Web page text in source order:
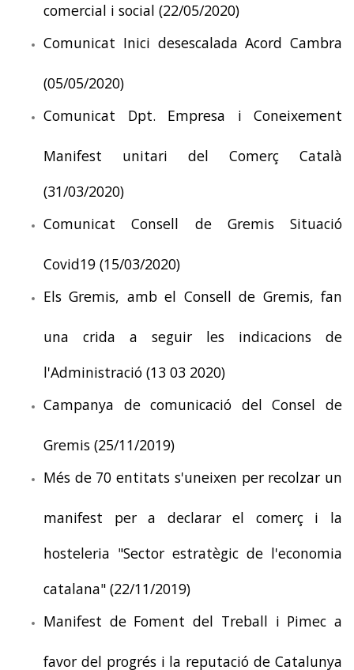
comercial i social (22/05/2020)
Comunicat Inici desescalada Acord Cambra
(05/05/2020)
Comunicat Dpt. Empresa i Coneixement
Manifest unitari del Comerç Català
(31/03/2020)
Comunicat Consell de Gremis Situació
Covid19 (15/03/2020)
Els Gremis, amb el Consell de Gremis, fan
una crida a seguir les indicacions de
l'Administració (13 03 2020)
Campanya de comunicació del Consel de
Gremis (25/11/2019)
Més de 70 entitats s'uneixen per recolzar un
manifest per a declarar el comerç i la
hosteleria "Sector estratègic de l'economia
catalana" (22/11/2019)
Manifest de Foment del Treball i Pimec a
favor del progrés i la reputació de Catalunya